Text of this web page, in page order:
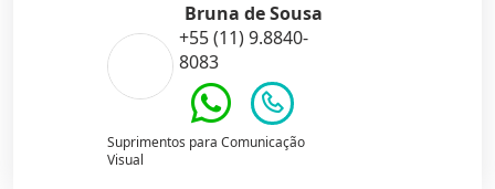
Bruna de Sousa
+55 (11) 9.8840-
8083
Suprimentos para Comunicação
Visual